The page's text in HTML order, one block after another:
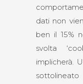
dati non
ben il 15%
svolta
implicherà.